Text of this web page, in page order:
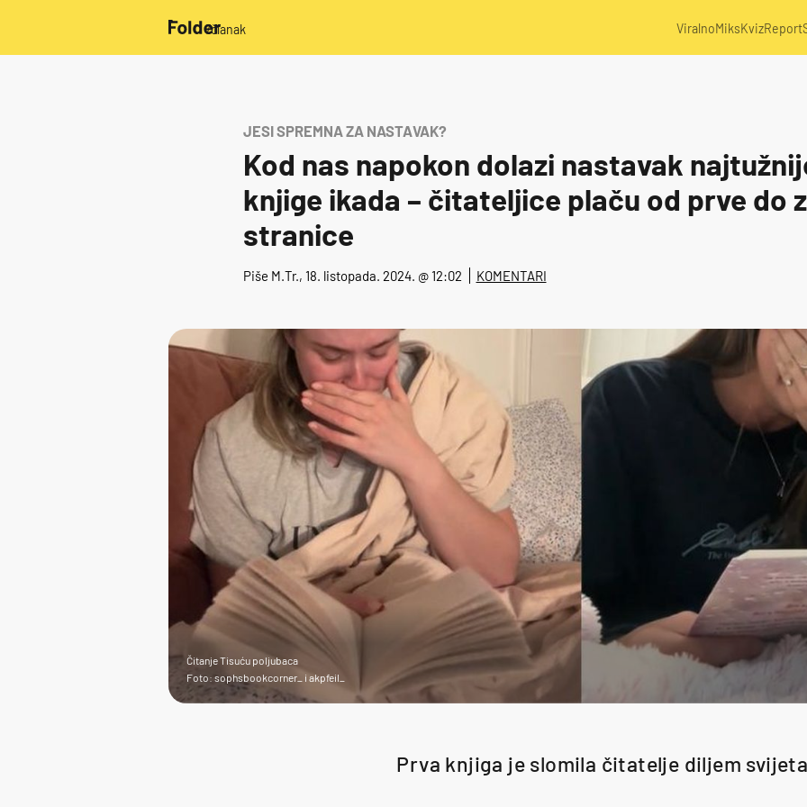
/članak ViralnoMiksKvizReport
JESI SPREMNA ZA NASTAVAK?
Kod nas napokon dolazi nastavak
knjige ikada – čitateljice plaču od prve do
stranice
Piše M.Tr., 18. listopada. 2024. @ 12:02 KOMENTARI
Čitanje Tisuću poljubaca
Foto: sophsbookcorner_ i akpfeil_
Prva knjiga je slomila čitatelje diljem